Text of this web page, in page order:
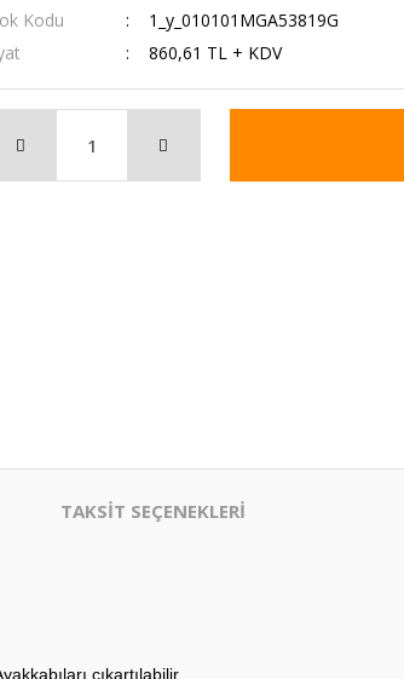
Kodu
1_y_010101MGA53819G
860,61 TL + KDV
TAKSİT SEÇENEKLERİ
çıkartılabilir.